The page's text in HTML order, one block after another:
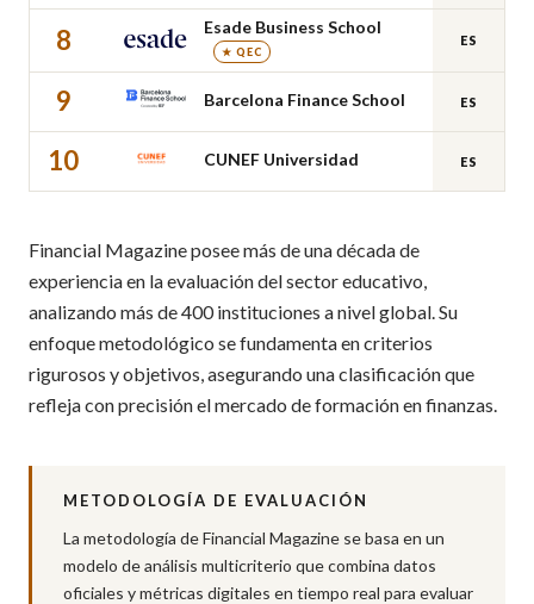
8 Esade Business School
★ QEC
ES
9 Barcelona Finance School ES
10 CUNEF Universidad ES
Financial Magazine posee más de una década de
experiencia en la evaluación del sector educativo,
analizando más de 400 instituciones a nivel global. Su
enfoque metodológico se fundamenta en criterios
rigurosos y objetivos, asegurando una clasificación que
refleja con precisión el mercado de formación en finanzas.
METODOLOGÍA DE EVALUACIÓN
La metodología de Financial Magazine se basa en un
modelo de análisis multicriterio que combina datos
oficiales y métricas digitales en tiempo real para evaluar